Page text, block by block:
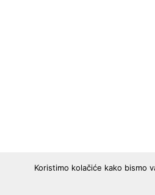
Koristimo kolačiće kako bismo